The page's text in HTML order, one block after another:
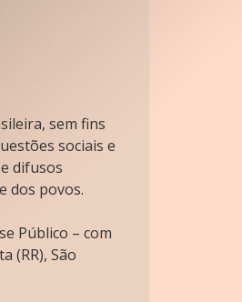
sem fins
sociais e
difusos
dos povos.
Público – com
(RR), São